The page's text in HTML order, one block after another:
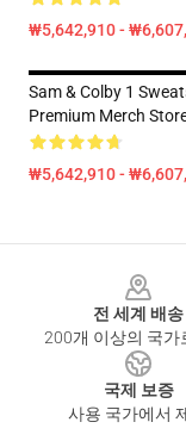
₩5,642,910 -
Sam & Colby 1
Premium Merch
₩5,642,910 -
전 세계 배송
200개 이상의 국가
국제 보증
사용 국가에서